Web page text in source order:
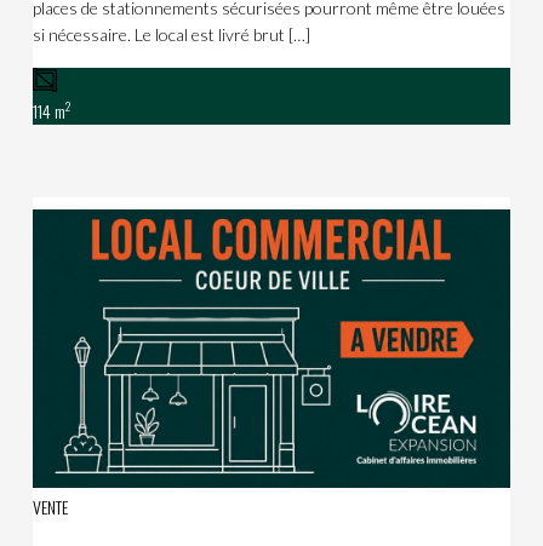
places de stationnements sécurisées pourront même être louées
si nécessaire. Le local est livré brut […]
114 m2
VENTE